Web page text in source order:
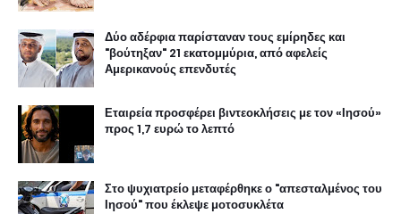
Δύο αδέρφια παρίσταναν τους εμίρηδες και
"βούτηξαν" 21 εκατομμύρια, από αφελείς
Αμερικανούς επενδυτές
Εταιρεία προσφέρει βιντεοκλήσεις με τον «Ιησού»
προς 1,7 ευρώ το λεπτό
Στο ψυχιατρείο μεταφέρθηκε ο "απεσταλμένος του
Ιησού" που έκλεψε μοτοσυκλέτα